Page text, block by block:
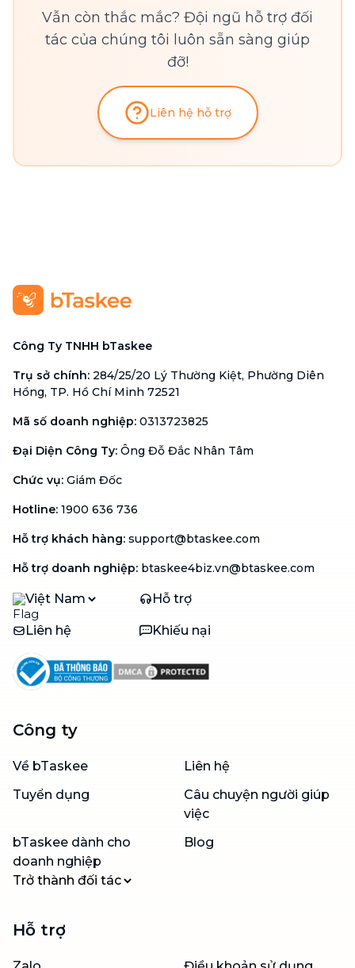
Vẫn còn thắc mắc? Đội ngũ hỗ trợ đối
tác của chúng tôi luôn sẵn sàng giúp
đỡ!
Liên hệ hỗ trợ
Công Ty TNHH bTaskee
Trụ sở chính: 284/25/20 Lý Thường Kiệt, Phường Diên
Hồng, TP. Hồ Chí Minh 72521
Mã số doanh nghiệp: 0313723825
Đại Diện Công Ty: Ông Đỗ Đắc Nhân Tâm
Chức vụ: Giám Đốc
Hotline: 1900 636 736
Hỗ trợ khách hàng: support@btaskee.com
Hỗ trợ doanh nghiệp: btaskee4biz.vn@btaskee.com
Việt Nam Hỗ trợ
Liên hệ Khiếu nại
Công ty
Về bTaskee
Liên hệ
Tuyển dụng
Câu chuyện người giúp
việc
bTaskee dành cho
doanh nghiệp
Blog
Trở thành đối tác
Hỗ trợ